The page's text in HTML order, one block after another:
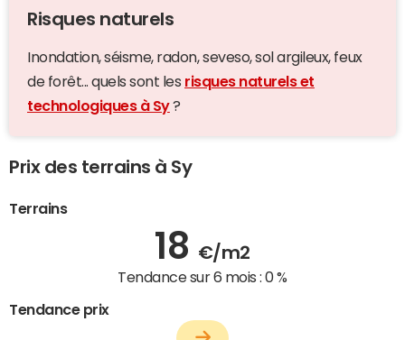
Risques naturels
Inondation, séisme, radon, seveso, sol argileux, feux
de forêt... quels sont les risques naturels et
technologiques à Sy?
Prix des terrains à Sy
Terrains
18 €/m2
Tendance sur 6 mois :0 %
Tendance prix